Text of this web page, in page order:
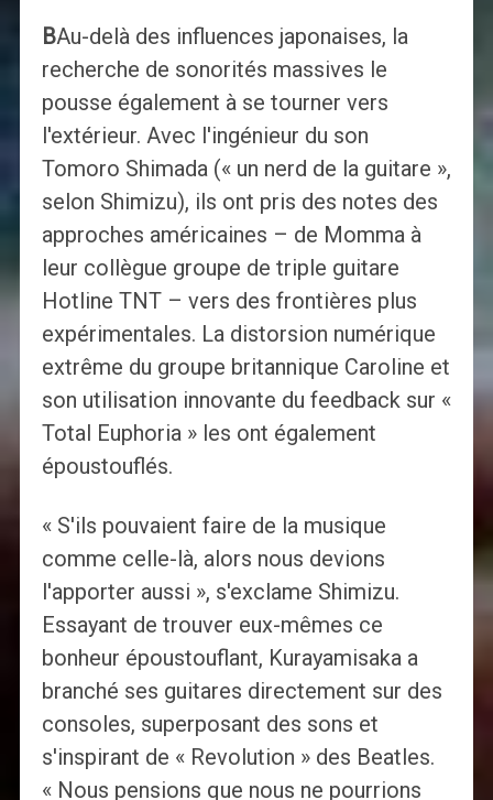
BAu-delà des influences japonaises, la
recherche de sonorités massives le
pousse également à se tourner vers
l'extérieur. Avec l'ingénieur du son
Tomoro Shimada (« un nerd de la guitare »,
selon Shimizu), ils ont pris des notes des
approches américaines – de Momma à
leur collègue groupe de triple guitare
Hotline TNT – vers des frontières plus
expérimentales. La distorsion numérique
extrême du groupe britannique Caroline et
son utilisation innovante du feedback sur «
Total Euphoria » les ont également
époustouflés.
« S'ils pouvaient faire de la musique
comme celle-là, alors nous devions
l'apporter aussi », s'exclame Shimizu.
Essayant de trouver eux-mêmes ce
bonheur époustouflant, Kurayamisaka a
branché ses guitares directement sur des
consoles, superposant des sons et
s'inspirant de « Revolution » des Beatles.
« Nous pensions que nous ne pourrions